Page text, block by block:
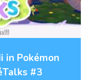
in Pokémon
#3